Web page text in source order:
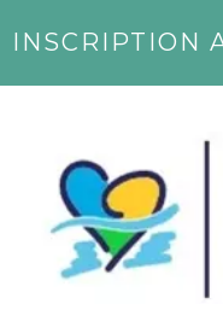
INSCRIPTION